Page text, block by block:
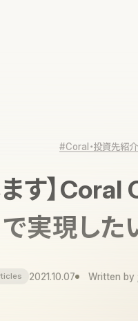
#Coral・投資先紹介
す】
で実現した
2021.10.07 Written by